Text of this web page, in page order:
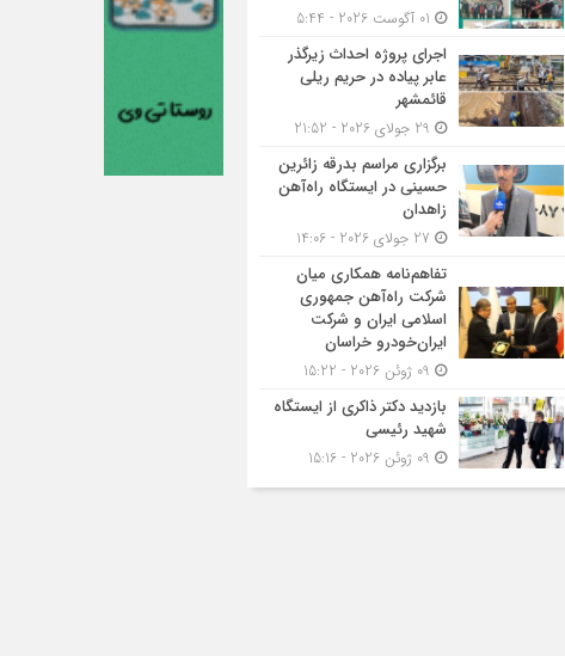
اجرای پروژه احداث زیرگذر
عابر پیاده در حریم ریلی
قائمشهر
برگزاری مراسم بدرقه زائرین
حسینی در ایستگاه راه‌آهن
زاهدان
تفاهم‌نامه همکاری میان
شرکت راه‌آهن جمهوری
اسلامی ایران و شرکت
ایران‌خودرو خراسان
بازدید دکتر ذاکری از ایستگاه
شهید رئیسی